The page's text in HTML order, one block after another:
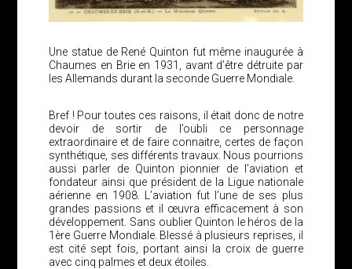
Une statue de René Quinton fut même inaugurée à
Chaumes en Brie en 1931, avant d’être détruite par
les Allemands durant la seconde Guerre Mondiale.
Bref ! Pour toutes ces raisons, il était donc de notre
devoir de sortir de l’oubli ce personnage
extraordinaire et de faire connaitre, certes de façon
synthétique, ses différents travaux. Nous pourrions
aussi parler de Quinton pionnier de l’aviation et
fondateur ainsi que président de la Ligue nationale
aérienne en 1908. L’aviation fut l’une de ses plus
grandes passions et il œuvra efficacement à son
développement. Sans oublier Quinton le héros de la
1ère Guerre Mondiale. Blessé à plusieurs reprises, il
est cité sept fois, portant ainsi la croix de guerre
avec cinq palmes et deux étoiles.